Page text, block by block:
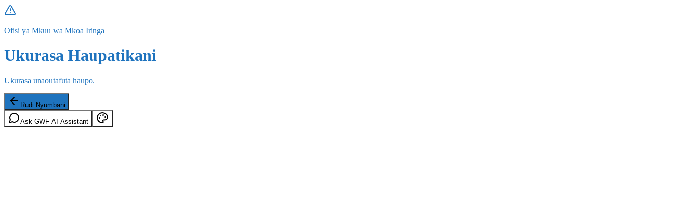
Ofisi ya Mkuu wa Mkoa Iringa
Ukurasa Haupatikani
Ukurasa unaoutafuta haupo.
Rudi Nyumbani
Ask GWF AI Assistant